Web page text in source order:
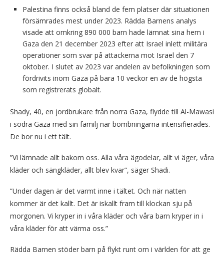
Palestina finns också bland de fem platser där situationen
försämrades mest under 2023. Rädda Barnens analys
visade att omkring 890 000 barn hade lämnat sina hem i
Gaza den 21 december 2023 efter att Israel inlett militära
operationer som svar på attackerna mot Israel den 7
oktober. I slutet av 2023 var andelen av befolkningen som
fördrivits inom Gaza på bara 10 veckor en av de högsta
som registrerats globalt.
Shady, 40, en jordbrukare från norra Gaza, flydde till Al-Mawasi
i södra Gaza med sin familj när bombningarna intensifierades.
De bor nu i ett tält.
”Vi lämnade allt bakom oss. Alla våra ägodelar, allt vi äger, våra
kläder och sängkläder, allt blev kvar”, säger Shadi.
”Under dagen är det varmt inne i tältet. Och när natten
kommer är det kallt. Det är iskallt fram till klockan sju på
morgonen. Vi kryper in i våra kläder och våra barn kryper in i
våra kläder för att värma oss.”
Rädda Barnen stöder barn på flykt runt om i världen för att ge